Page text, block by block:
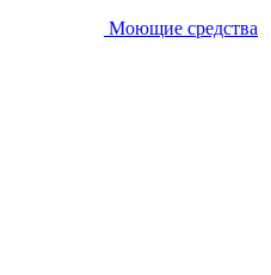
Моющие средства